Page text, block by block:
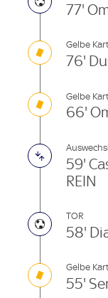
77'
Gelbe
76'
Gelbe
66'
59'
REIN
TOR
58'
Gelbe
55'